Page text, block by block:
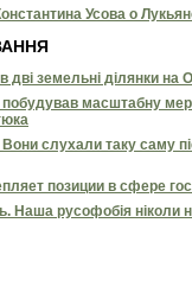
Усова о
земельні ділянки на
масштабну
слухали таку саму
позиции в сфере
Наша русофобія ніколи